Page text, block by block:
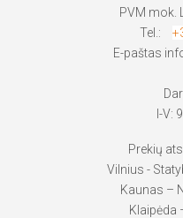
PVM mok.
Tel.:
E-paštas
I-V:
Prekių
Vilnius -
Kaunas –
Klaipėda